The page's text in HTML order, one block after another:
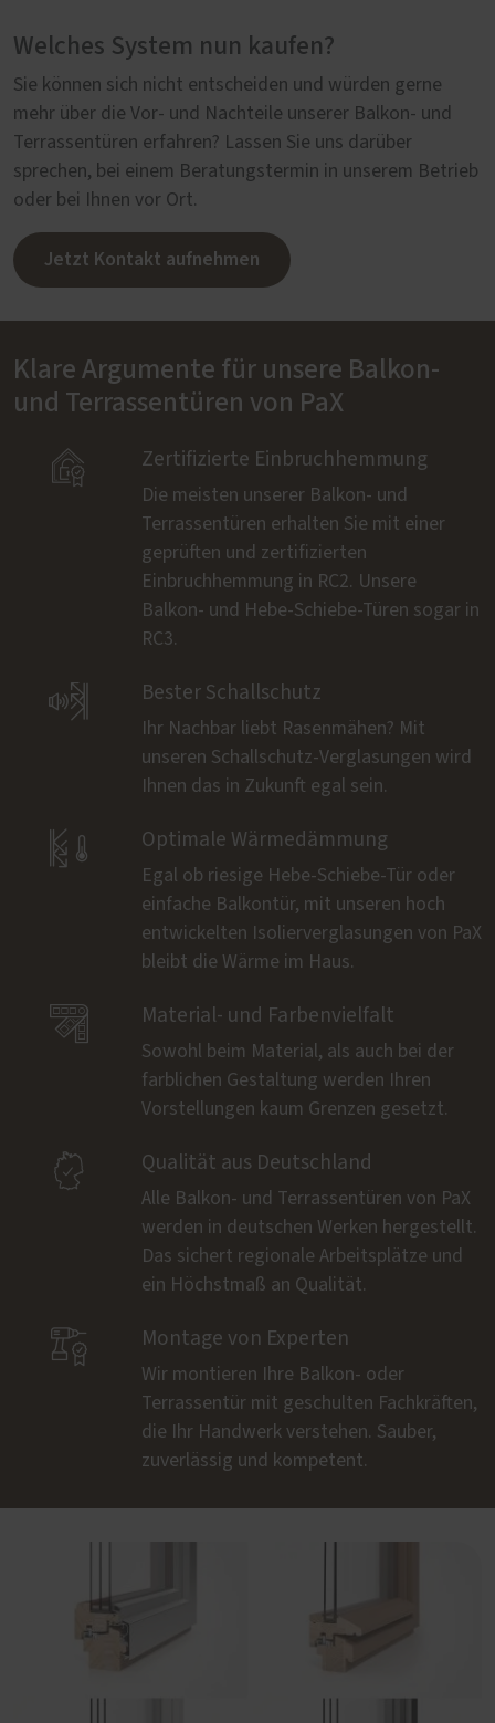
Welches System nun kaufen?
Sie können sich nicht entscheiden und würden gerne
mehr über die Vor- und Nachteile unserer Balkon- und
Terrassentüren erfahren? Lassen Sie uns darüber
sprechen, bei einem Beratungstermin in unserem Betrieb
oder bei Ihnen vor Ort.
Jetzt Kontakt aufnehmen
Klare Argumente für unsere Balkon-
und Terrassentüren von PaX
 Zertifizierte Einbruchhemmung
Die meisten unserer Balkon- und
Terrassentüren erhalten Sie mit einer
geprüften und zertifizierten
Einbruchhemmung in RC2. Unsere
Balkon- und Hebe-Schiebe-Türen sogar in
RC3.
 Bester Schallschutz
Ihr Nachbar liebt Rasenmähen? Mit
unseren Schallschutz-Verglasungen wird
Ihnen das in Zukunft egal sein.
 Optimale Wärmedämmung
Egal ob riesige Hebe-Schiebe-Tür oder
einfache Balkontür, mit unseren hoch
entwickelten Isolierverglasungen von PaX
bleibt die Wärme im Haus.
 Material- und Farbenvielfalt
Sowohl beim Material, als auch bei der
farblichen Gestaltung werden Ihren
Vorstellungen kaum Grenzen gesetzt.
 Qualität aus Deutschland
Alle Balkon- und Terrassentüren von PaX
werden in deutschen Werken hergestellt.
Das sichert regionale Arbeitsplätze und
ein Höchstmaß an Qualität.
 Montage von Experten
Wir montieren Ihre Balkon- oder
Terrassentür mit geschulten Fachkräften,
die Ihr Handwerk verstehen. Sauber,
zuverlässig und kompetent.